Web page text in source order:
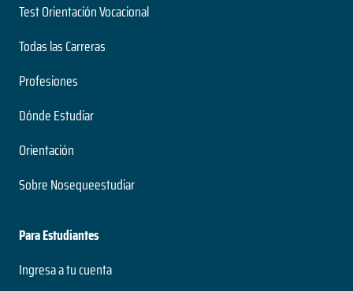
Test Orientación Vocacional
Todas las Carreras
Profesiones
Dónde Estudiar
Orientación
Sobre Nosequeestudiar
Para Estudiantes
Ingresa a tu cuenta